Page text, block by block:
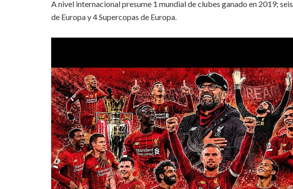
A nivel internacional presume 1 mundial de clubes ganado en 2019; seis
de Europa y 4 Supercopas de Europa.